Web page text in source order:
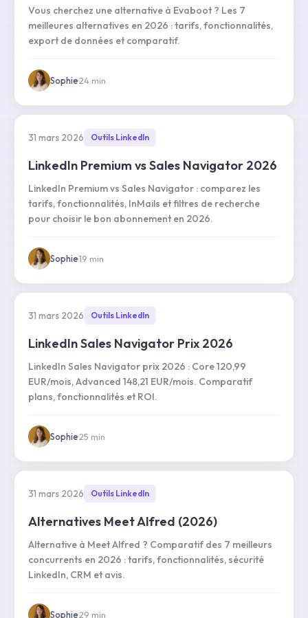
Vous cherchez une alternative à Evaboot ? Les 7
meilleures alternatives en 2026 : tarifs, fonctionnalités,
export de données et comparatif.
Sophie·24 min
31 mars 2026 Outils LinkedIn
LinkedIn Premium vs Sales Navigator 2026
LinkedIn Premium vs Sales Navigator : comparez les
tarifs, fonctionnalités, InMails et filtres de recherche
pour choisir le bon abonnement en 2026.
Sophie·19 min
31 mars 2026 Outils LinkedIn
LinkedIn Sales Navigator Prix 2026
LinkedIn Sales Navigator prix 2026 : Core 120,99
EUR/mois, Advanced 148,21 EUR/mois. Comparatif
plans, fonctionnalités et ROI.
Sophie·25 min
31 mars 2026 Outils LinkedIn
Alternatives Meet Alfred (2026)
Alternative à Meet Alfred ? Comparatif des 7 meilleurs
concurrents en 2026 : tarifs, fonctionnalités, sécurité
LinkedIn, CRM et avis.
Sophie·29 min